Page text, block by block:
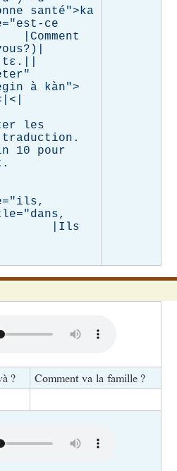
santé">ka
ce
|Comment
tɛ.||
à kàn">
les
10 pour
|Ils
?
Comment va la famille ?